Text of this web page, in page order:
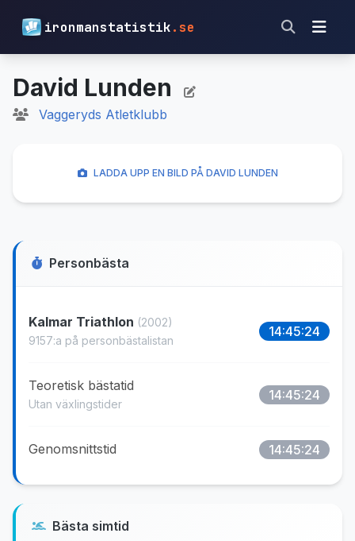
ironmanstatistik.se
David Lunden
Vaggeryds Atletklubb
Personbästa
Kalmar Triathlon (2002)
9157:a på personbästalistan
14:45:24
Teoretisk bästatid
Utan växlingstider
14:45:24
Genomsnittstid 14:45:24
Bästa simtid
LADDA UPP EN BILD PÅ DAVID LUNDEN